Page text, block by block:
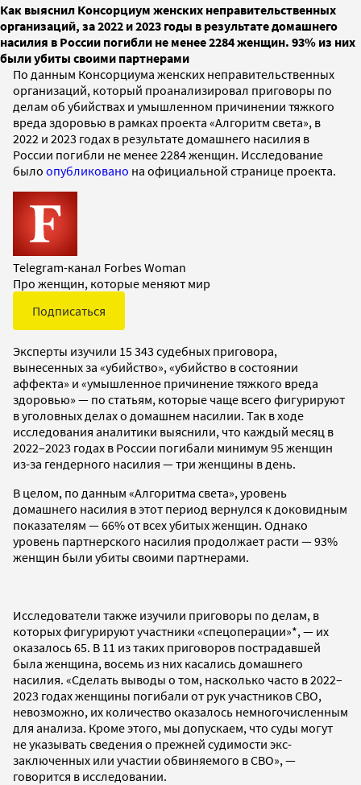
Как выяснил Консорциум женских неправительственных
организаций, за 2022 и 2023 годы в результате домашнего
насилия в России погибли не менее 2284 женщин. 93% из них
были убиты своими партнерами
По данным Консорциума женских неправительственных
организаций, который проанализировал приговоры по
делам об убийствах и умышленном причинении тяжкого
вреда здоровью в рамках проекта «Алгоритм света», в
2022 и 2023 годах в результате домашнего насилия в
России погибли не менее 2284 женщин. Исследование
было опубликовано на официальной странице проекта.
Telegram-канал Forbes Woman
Про женщин, которые меняют мир
Подписаться
Эксперты изучили 15 343 судебных приговора,
вынесенных за «убийство», «убийство в состоянии
аффекта» и «умышленное причинение тяжкого вреда
здоровью» — по статьям, которые чаще всего фигурируют
в уголовных делах о домашнем насилии. Так в ходе
исследования аналитики выяснили, что каждый месяц в
2022–2023 годах в России погибали минимум 95 женщин
из-за гендерного насилия — три женщины в день.
В целом, по данным «Алгоритма света», уровень
домашнего насилия в этот период вернулся к доковидным
показателям — 66% от всех убитых женщин. Однако
уровень партнерского насилия продолжает расти — 93%
женщин были убиты своими партнерами.
Исследователи также изучили приговоры по делам, в
которых фигурируют участники «спецоперации»*, — их
оказалось 65. В 11 из таких приговоров пострадавшей
была женщина, восемь из них касались домашнего
насилия. «Сделать выводы о том, насколько часто в 2022–
2023 годах женщины погибали от рук участников СВО,
невозможно, их количество оказалось немногочисленным
для анализа. Кроме этого, мы допускаем, что суды могут
не указывать сведения о прежней судимости экс-
заключенных или участии обвиняемого в СВО», —
говорится в исследовании.